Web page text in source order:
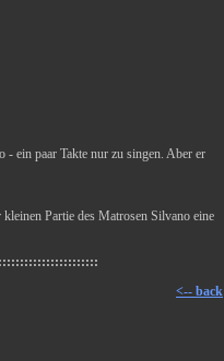
ein paar Takte nur zu singen. Aber er
Partie des Matrosen Silvano eine
<-- back